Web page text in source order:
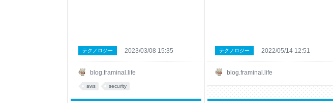
blog.framinal.life
テクノロジー 2023/03/08 15:35
aws security
blog.framinal.life
テクノロジー 2022/05/14 12:51